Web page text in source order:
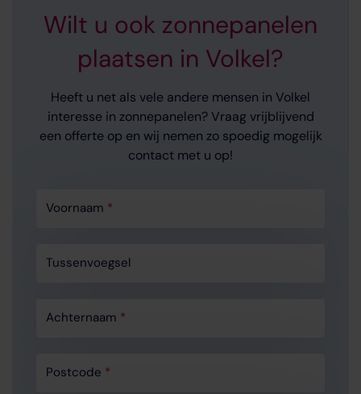
Wilt u ook zonnepanelen
plaatsen in Volkel?
Heeft u net als vele andere mensen in Volkel
interesse in zonnepanelen? Vraag vrijblijvend
een offerte op en wij nemen zo spoedig mogelijk
contact met u op!
Voornaam *
Tussenvoegsel
Achternaam *
Postcode *